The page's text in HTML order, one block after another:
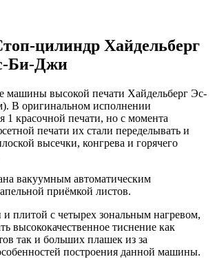
цилиндр Хайдельберг
Би-Джи
машины высокой печати Хайдельберг Эс-
В оригинальном исполнении
1 красочной печати, но с момента
печати их стали переделывать и
высечки, конгрева и горячего
вакуумным автоматическим
приёмкой листов.
плитой с четырех зональным нагревом,
высококачественное тиснение как
так и больших плашек из за
построения данной машины.